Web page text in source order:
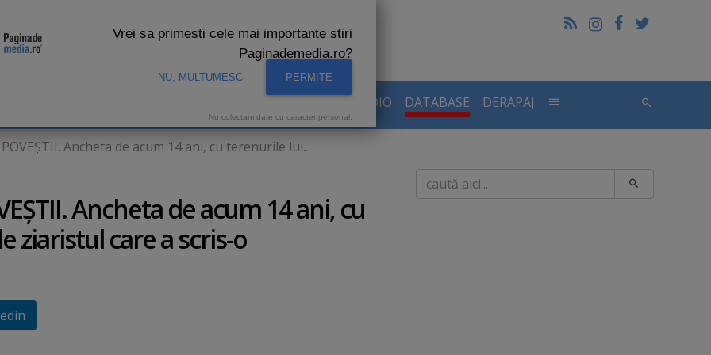
AUDIENTE RADIO DATABASE DERAPAJ
POVEŞTII. Ancheta de acum 14 ani, cu terenurile lui...
Ancheta de acum 14 ani, cu
ziaristul care a scris-o
Caută
Vrei sa primesti cele mai importante stiri
Paginademedia.ro?
NU, MULTUMESC PERMITE
Nu colectam date cu caracter personal.